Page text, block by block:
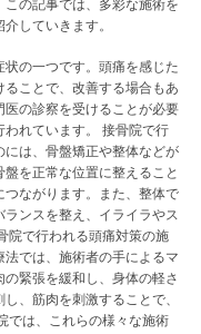
の記事では、多彩な施術を
していきます。
の一つです。頭痛を感じた
ことで、改善する場合もあ
医の診察を受けることが必要
れています。 接骨院で行
は、骨盤矯正や整体などが
を正常な位置に整えること
ながります。また、整体で
ンスを整え、イライラやス
院で行われる頭痛対策の施
では、施術者の手によるマ
緊張を緩和し、身体の軽さ
、筋肉を刺激することで、
では、これらの様々な施術